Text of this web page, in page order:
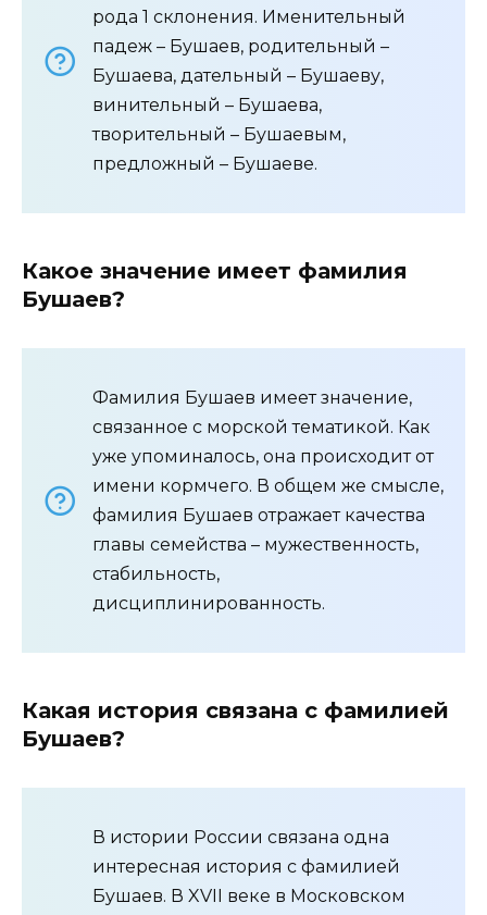
рода 1 склонения. Именительный
падеж – Бушаев, родительный –
Бушаева, дательный – Бушаеву,
винительный – Бушаева,
творительный – Бушаевым,
предложный – Бушаеве.
Какое значение имеет фамилия
Бушаев?
Фамилия Бушаев имеет значение,
связанное с морской тематикой. Как
уже упоминалось, она происходит от
имени кормчего. В общем же смысле,
фамилия Бушаев отражает качества
главы семейства – мужественность,
стабильность,
дисциплинированность.
Какая история связана с фамилией
Бушаев?
В истории России связана одна
интересная история с фамилией
Бушаев. В XVII веке в Московском